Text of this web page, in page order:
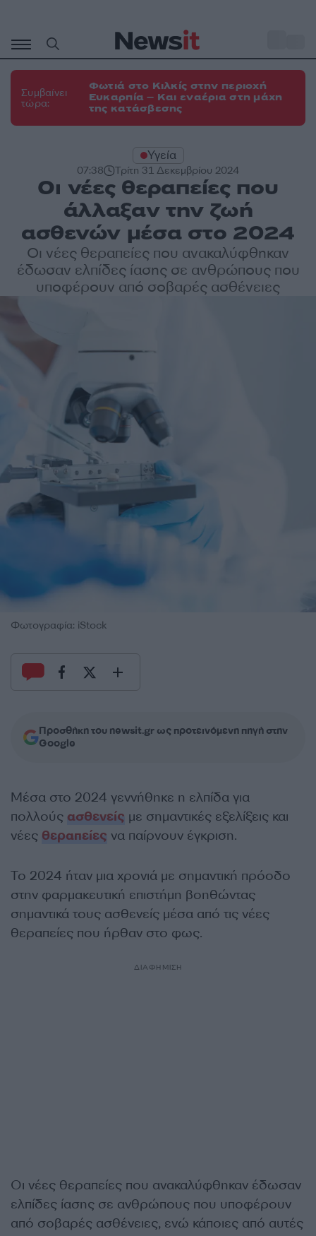
περιεχόμενο
Συμβαίνει
τώρα:
Φωτιά στο Κιλκίς στην περιοχή
Ευκαρπία – Και εναέρια στη μάχη
της κατάσβεσης
Υγεία
07:38 Τρίτη 31 Δεκεμβρίου 2024
Οι νέες θεραπείες που
άλλαξαν την ζωή
ασθενών μέσα στο 2024
Οι νέες θεραπείες που ανακαλύφθηκαν
έδωσαν ελπίδες ίασης σε ανθρώπους που
υποφέρουν από σοβαρές ασθένειες
Φωτογραφία: iStock
Προσθήκη του newsit.gr ως προτεινόμενη πηγή στην
Google
Μέσα στο 2024 γεννήθηκε η ελπίδα για
πολλούς ασθενείς με σημαντικές εξελίξεις και
νέες θεραπείες να παίρνουν έγκριση.
Το 2024 ήταν μια χρονιά με σημαντική πρόοδο
στην φαρμακευτική επιστήμη βοηθώντας
σημαντικά τους ασθενείς μέσα από τις νέες
θεραπείες που ήρθαν στο φως.
ΔΙΑΦΗΜΙΣΗ
Οι νέες θεραπείες που ανακαλύφθηκαν έδωσαν
ελπίδες ίασης σε ανθρώπους που υποφέρουν
από σοβαρές ασθένειες, ενώ κάποιες από αυτές